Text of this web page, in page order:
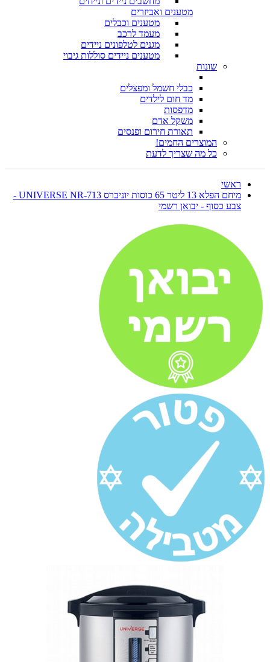
מטענים ואביזרים
מטענים וכבלים
מעמד לרכב
מגנים לטלפונים ניידים
מטענים ניידים סוללות גיבוי
שונות
כבלי חשמל ומפצלים
מד חום לילדים
מדפסות
משקל אדם
תאורת חירום ופנסים
המוצרים החמים!
כל מה שצריך לדעת
ראשי
מיחם הפלא 13 ליטר 65 כוסות יוניברס UNIVERSE NR-713 -
צבע כסוף - יבואן רשמי